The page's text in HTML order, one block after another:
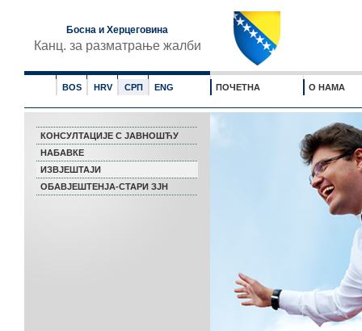
Босна и Херцеговина
Канц. за разматрање жалби
BOS HRV СРП ENG ПОЧЕТНА О НАМА
КОНСУЛТАЦИЈЕ С ЈАВНОШЋУ
НАБАВКЕ
ИЗВЈЕШТАЈИ
ОБАВЈЕШТЕНЈА-СТАРИ ЗЈН